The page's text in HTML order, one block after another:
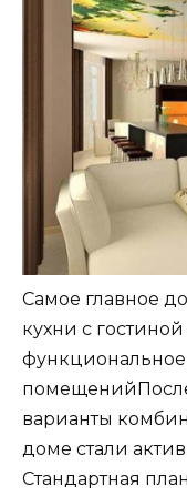
Самое главное
кухни с
варианты
доме стали
Стандартная